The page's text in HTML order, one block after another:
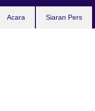
Acara Siaran Pers